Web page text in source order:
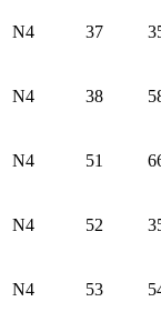
N4 37
N4 38
N4 51
N4 52
N4 53